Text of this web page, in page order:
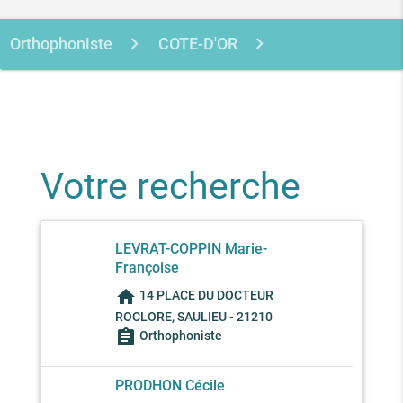
Orthophoniste COTE-D'OR
Votre recherche
LEVRAT-COPPIN Marie-
Françoise
home 14 PLACE DU DOCTEUR
ROCLORE, SAULIEU - 21210
assignment Orthophoniste
PRODHON Cécile